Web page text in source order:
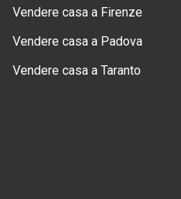
Vendere casa a Firenze
Vendere casa a Padova
Vendere casa a Taranto